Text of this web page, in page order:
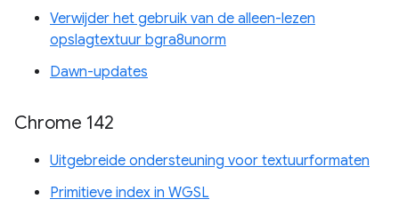
Verwijder het gebruik van de alleen-lezen
opslagtextuur bgra8unorm
Dawn-updates
Chrome 142
Uitgebreide ondersteuning voor textuurformaten
Primitieve index in WGSL